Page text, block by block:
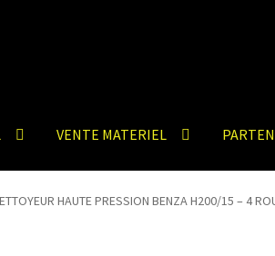
VENTE MATERIEL
HAUTE PRESSION BENZA H200/15 – 4